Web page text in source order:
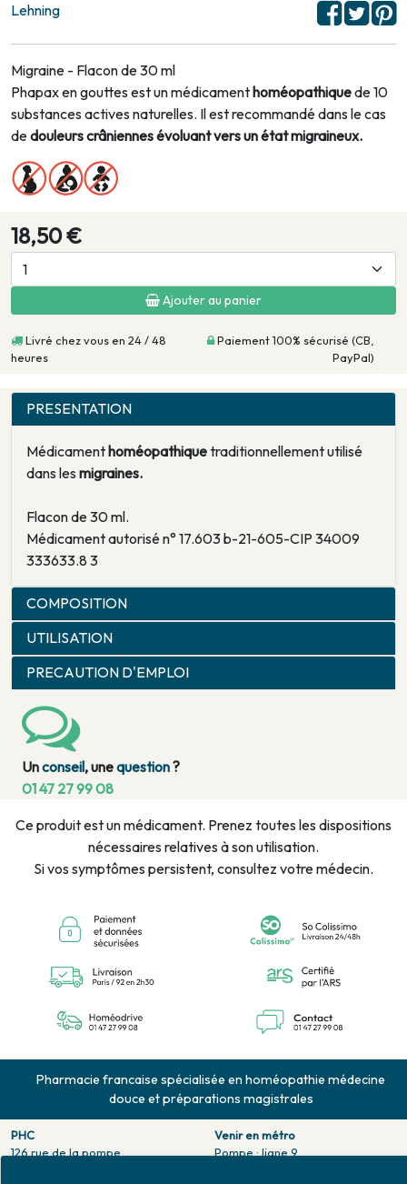
Lehning
Migraine - Flacon de 30 ml
Phapax en gouttes est un médicamenthoméopathiquede 10
substances actives naturelles. Il est recommandé dans le cas
dedouleurs crâniennes évoluant vers un état migraineux.
18,50 €
Ajouter au panier
Livré chez vous en 24 / 48
heures
Paiement 100% sécurisé (CB,
PayPal)
PRESENTATION
Médicamenthoméopathiquetraditionnellement utilisé
dans les migraines.
Flacon de 30 ml.
Médicament autorisé n° 17.603 b-21-605-CIP 34009
333633.8 3
COMPOSITION
UTILISATION
PRECAUTION D'EMPLOI
Unconseil, unequestion?
01 47 27 99 08
Ce produit est un médicament. Prenez toutes les dispositions
nécessaires relatives à son utilisation.
Si vos symptômes persistent, consultez votre médecin.
Pharmacie francaise spécialisée en homéopathie médecine
douce et préparations magistrales
PHC
126 rue de la pompe
Venir en métro
Pompe : ligne 9.